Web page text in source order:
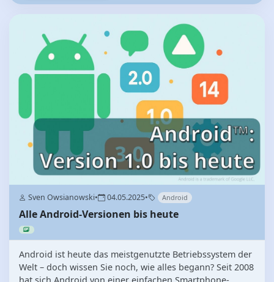
Sven Owsianowski• 04.05.2025• Android
Alle Android-Versionen bis heute
Android ist heute das meistgenutzte Betriebssystem der
Welt – doch wissen Sie noch, wie alles begann? Seit 2008